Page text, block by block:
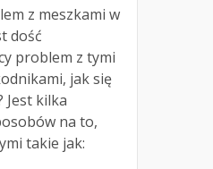
z meszkami w
dość
problem z tymi
jak się
Jest kilka
na to,
takie jak: